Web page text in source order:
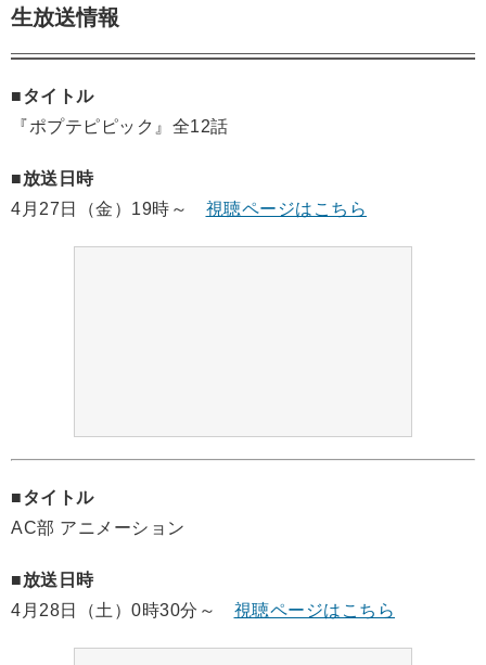
生放送情報
■タイトル
『ポプテピピック』全12話
■放送日時
4月27日（金）19時～ 視聴ページはこちら
■タイトル
AC部 アニメーション
■放送日時
4月28日（土）0時30分～ 視聴ページはこちら